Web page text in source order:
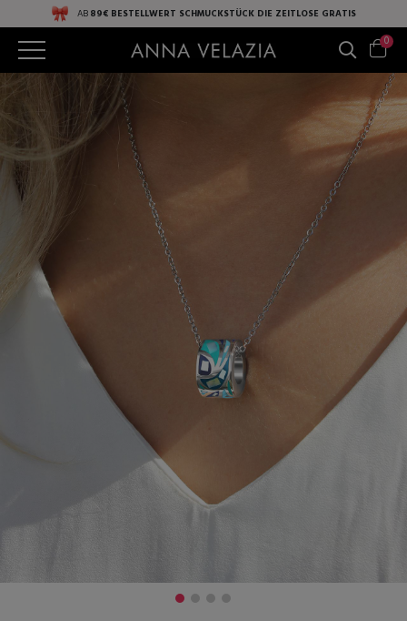
AB89€ BESTELLWERT SCHMUCKSTÜCK DIE ZEITLOSE GRATIS
0